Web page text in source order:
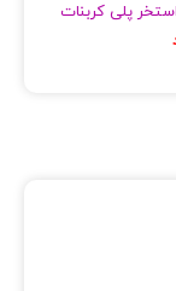
کربنات